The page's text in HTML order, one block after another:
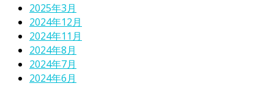
2025年3月
2024年12月
2024年11月
2024年8月
2024年7月
2024年6月